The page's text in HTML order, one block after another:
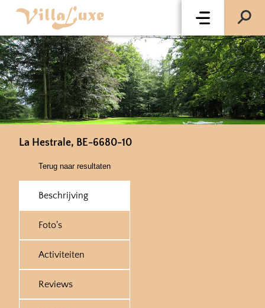
La Hestrale, BE-6680-10
Terug naar resultaten
Beschrijving
Foto's
Activiteiten
Reviews